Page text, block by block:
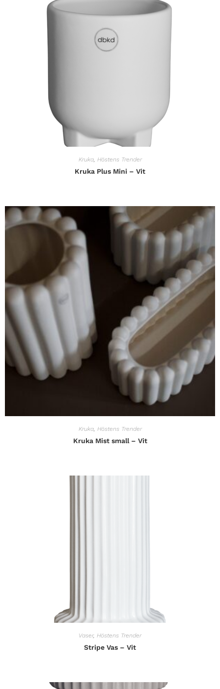
Kruka, Höstens Trender
Kruka Plus Mini – Vit
Kruka, Höstens Trender
Kruka Mist small – Vit
Vaser, Höstens Trender
Stripe Vas – Vit